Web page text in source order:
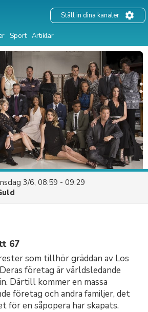
Sport Artiklar
Ställ in dina kanaler
3/6, 08:59 - 09:29
67
som tillhör gräddan av Los
företag är världsledande
Därtill kommer en massa
företag och andra familjer, det
för en såpopera har skapats.